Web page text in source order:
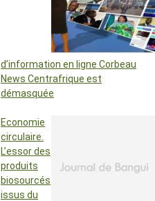
d’information en ligne Corbeau
News Centrafrique est
démasquée
Economie
circulaire.
L’essor des
produits
biosourcés
issus du